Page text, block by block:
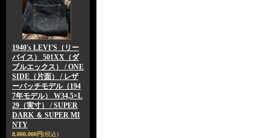
1940's LEVI'S（リー
バイス） 501XX（ダ
ブルエックス） / ONE
SIDE（片面） / レザ
ーパッチモデル（194
7年モデル） W34,5×L
29（実寸） / SUPER
DARK ＆ SUPER MI
NTY
8,800,000円(税込)